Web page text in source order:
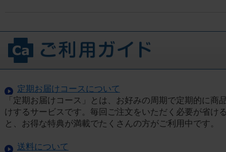
定期お届けコースについて
「定期お届けコース」とは、お好みの周期で定期的に商
けするサービスです。毎回ご注文をいただく必要が省け
と、お得な特典が満載でたくさんの方がご利用中です。
送料について